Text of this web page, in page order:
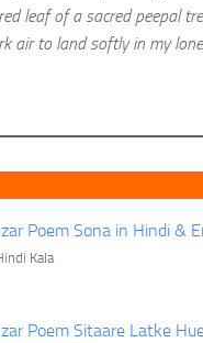
leaf of a sacred peepal
air to land softly in my
Poem Sona in Hindi &
Kala
Poem Sitaare Latke